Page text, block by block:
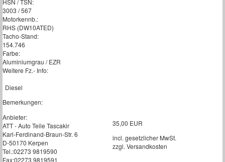
HSN / TSN:
3003 / 567
Motorkennb.:
RHS (DW10ATED)
Tacho-Stand:
154.746
Farbe:
Aluminiumgrau / EZR
Weitere Fz.- Info:
Diesel
Bemerkungen:
Anbieter:
ATT - Auto Teile Tascakir
Karl-Ferdinand-Braun-Str. 6
D-50170 Kerpen
Tel.:02273 9819590
Fax:02273 9819591
35,00 EUR
incl. gesetzlicher MwSt.
zzgl. Versandkosten